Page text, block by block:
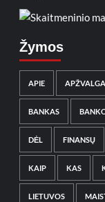
Žymos
APIE APŽVALGA
BANKAS
DĖL FINANSŲ
KAIP KAS
LIETUVOS